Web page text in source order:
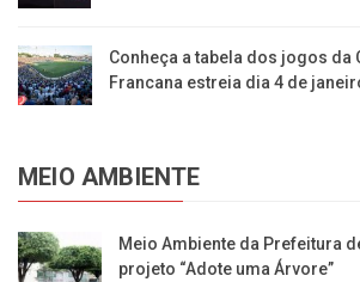
Conheça a tabela dos jogos da
Francana estreia dia 4 de
MEIO AMBIENTE
​Meio Ambiente da Prefeitura
projeto “Adote uma Árvore”